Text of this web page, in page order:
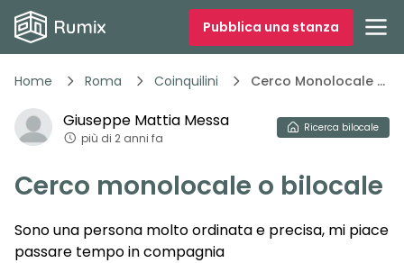
Pubblica una stanza
Home Roma Coinquilini Cerco Monolocale O Bilocale 7xsy7
Giuseppe Mattia Messa
più di 2 anni fa
Ricerca bilocale
Cerco monolocale o bilocale
Sono una persona molto ordinata e precisa, mi piace
passare tempo in compagnia